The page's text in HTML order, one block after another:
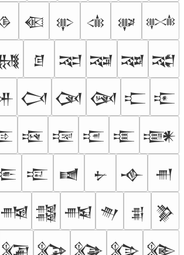
𒈿 𒉀 𒉁 𒉂 𒉃
𒉇 𒉈 𒉉 𒉊 𒉋
𒉏 𒉐 𒉑 𒉒 𒉓
𒉗 𒉘 𒉙 𒉚 𒉛
𒉟 𒉠 𒉡 𒉢 𒉣
𒉦 𒉧 𒉨 𒉩 𒉪 𒉫
𒉮 𒉯 𒉰 𒉱 𒉲